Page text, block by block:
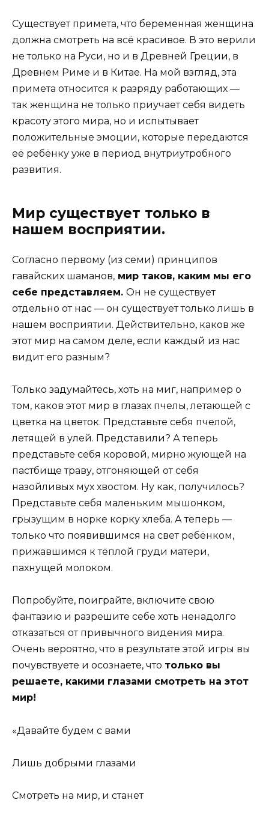
Существует примета, что беременная женщина
должна смотреть на всё красивое. В это верили
не только на Руси, но и в Древней Греции, в
Древнем Риме и в Китае. На мой взгляд, эта
примета относится к разряду работающих —
так женщина не только приучает себя видеть
красоту этого мира, но и испытывает
положительные эмоции, которые передаются
её ребёнку уже в период внутриутробного
развития.
Мир существует только в
нашем восприятии.
Согласно первому (из семи) принципов
гавайских шаманов, мир таков, каким мы его
себе представляем. Он не существует
отдельно от нас — он существует только лишь в
нашем восприятии. Действительно, каков же
этот мир на самом деле, если каждый из нас
видит его разным?
Только задумайтесь, хоть на миг, например о
том, каков этот мир в глазах пчелы, летающей с
цветка на цветок. Представьте себя пчелой,
летящей в улей. Представили? А теперь
представьте себя коровой, мирно жующей на
пастбище траву, отгоняющей от себя
назойливых мух хвостом. Ну как, получилось?
Представьте себя маленьким мышонком,
грызущим в норке корку хлеба. А теперь —
только что появившимся на свет ребёнком,
прижавшимся к тёплой груди матери,
пахнущей молоком.
Попробуйте, поиграйте, включите свою
фантазию и разрешите себе хоть ненадолго
отказаться от привычного видения мира.
Очень вероятно, что в результате этой игры вы
почувствуете и осознаете, что только вы
решаете, какими глазами смотреть на этот
мир!
«Давайте будем с вами
Лишь добрыми глазами
Смотреть на мир, и станет